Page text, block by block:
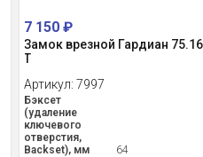
7 150₽
Замок врезной Гардиан 75.16
Т
Артикул:7997
Бэксет
(удаление
ключевого
отверстия,
Backset), мм
64